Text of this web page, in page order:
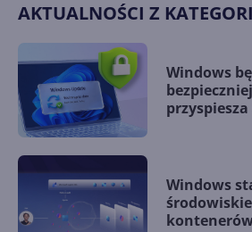
AKTUALNOŚCI Z
Windows
Windows